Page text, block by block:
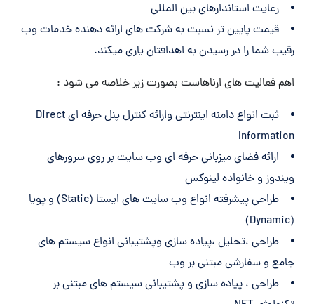
رعایت استاندارهای بین المللی
قیمت پایین تر نسبت به شرکت های ارائه دهنده خدمات وب
رقیب شما را در رسیدن به اهدافتان یاری میکند.
اهم فعالیت های ارناهاست بصورت زیر خلاصه می شود :
ثبت انواع دامنه اینترنتی وارائه کنترل پنل حرفه ای Direct
Information
ارائه فضای میزبانی حرفه ای وب سایت بر روی سرورهای
ویندوز و خانواده لینوکس
طراحی پیشرفته انواع وب سایت های ایستا (Static) و پویا
(Dynamic)
طراحی ،تحلیل ،پیاده سازی وپشتیبانی انواع سیستم های
جامع و سفارشی مبتنی بر وب
طراحی ، پیاده سازی و پشتیبانی سیستم های مبتنی بر